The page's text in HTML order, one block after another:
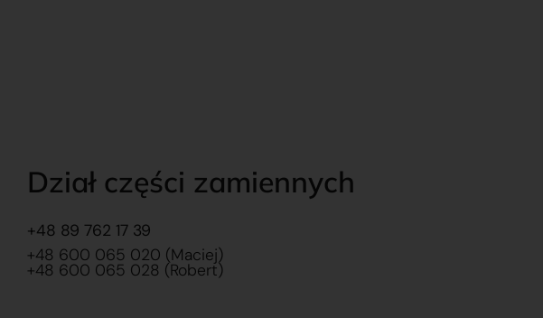
Dział części zamiennych
+48 89 762 17 39
+48 600 065 020 (Maciej)
+48 600 065 028 (Robert)